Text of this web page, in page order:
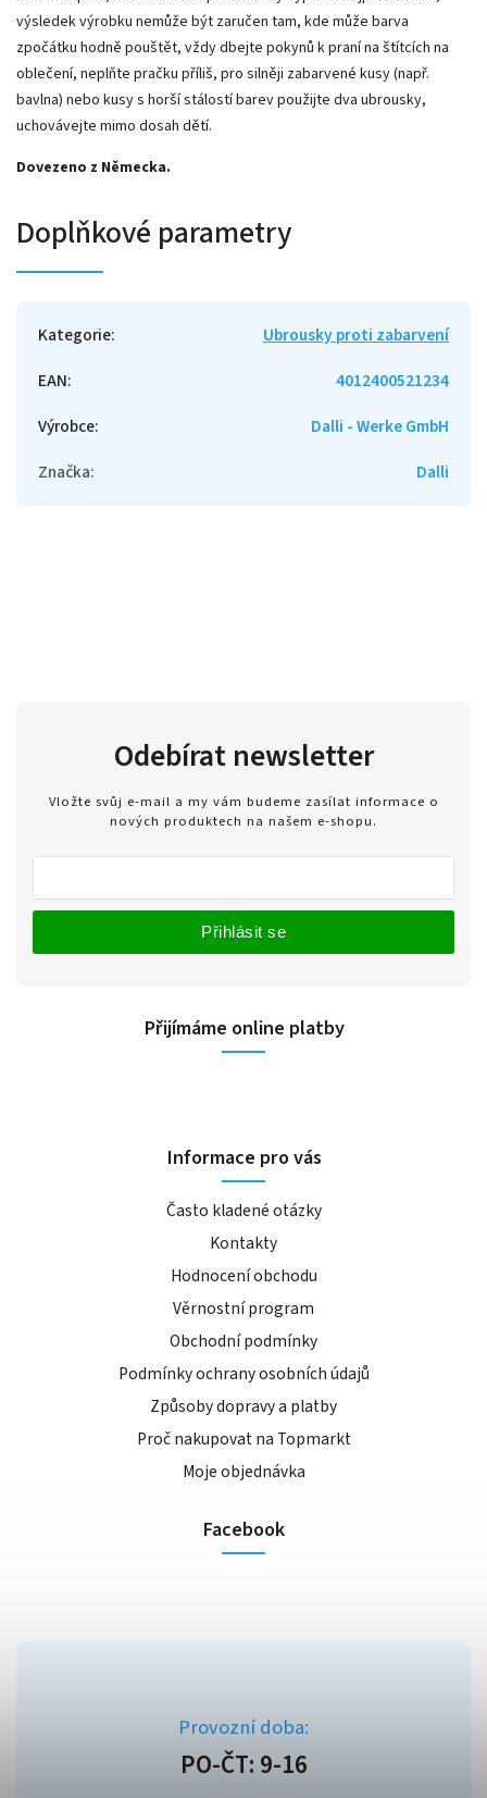
výsledek výrobku nemůže být zaručen tam, kde může barva
zpočátku hodně pouštět, vždy dbejte pokynů k praní na štítcích na
oblečení, neplňte pračku příliš, pro silněji zabarvené kusy (např.
bavlna) nebo kusy s horší stálostí barev použijte dva ubrousky,
uchovávejte mimo dosah dětí.
Dovezeno z Německa.
Doplňkové parametry
Kategorie:
Ubrousky proti zabarvení
EAN:
4012400521234
Výrobce:
Dalli - Werke GmbH
Značka: Dalli
Odebírat newsletter
Vložte svůj e-mail a my vám budeme zasílat informace o
nových produktech na našem e-shopu.
Přihlásit se
Přijímáme online platby
Informace pro vás
Často kladené otázky
Kontakty
Hodnocení obchodu
Věrnostní program
Obchodní podmínky
Podmínky ochrany osobních údajů
Způsoby dopravy a platby
Proč nakupovat na Topmarkt
Moje objednávka
Facebook